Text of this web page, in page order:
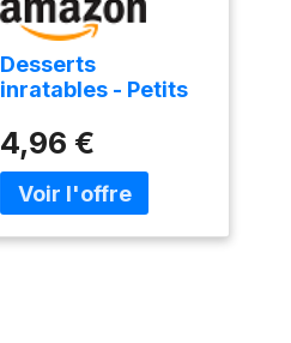
Desserts
inratables - Petits
4,96 €